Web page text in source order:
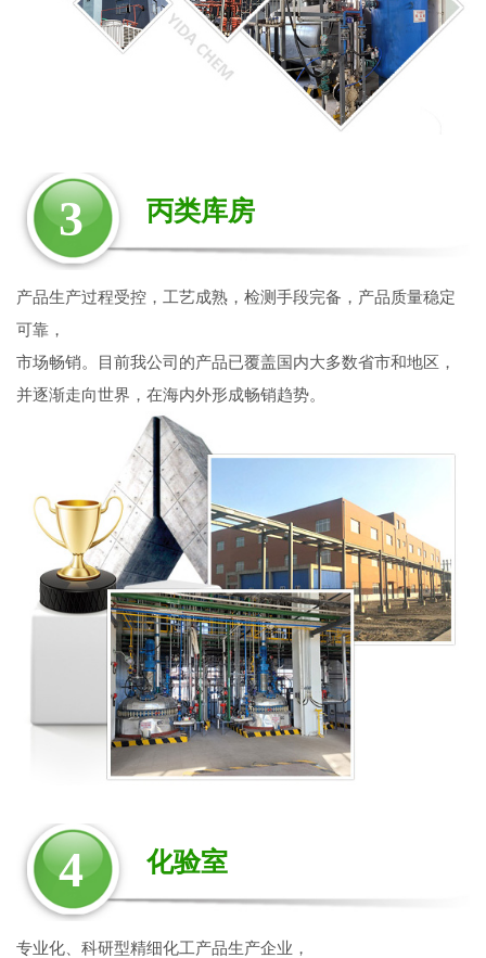
3 丙类库房
产品生产过程受控，工艺成熟，检测手段完备，产品质量稳定
可靠，
市场畅销。目前我公司的产品已覆盖国内大多数省市和地区，
并逐渐走向世界，在海内外形成畅销趋势。
4 化验室
专业化、科研型精细化工产品生产企业，